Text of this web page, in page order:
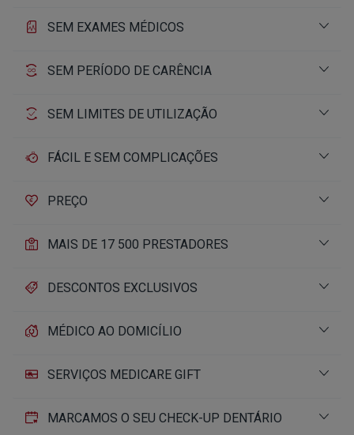
SEM EXAMES MÉDICOS
SEM PERÍODO DE CARÊNCIA
SEM LIMITES DE UTILIZAÇÃO
FÁCIL E SEM COMPLICAÇÕES
PREÇO
MAIS DE 17 500 PRESTADORES
DESCONTOS EXCLUSIVOS
MÉDICO AO DOMICÍLIO
SERVIÇOS MEDICARE GIFT
MARCAMOS O SEU CHECK-UP DENTÁRIO